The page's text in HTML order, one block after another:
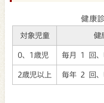
健康
対象児童 健
0、1歳児 毎月 1 回、
2歳児以上 毎年 2 回、